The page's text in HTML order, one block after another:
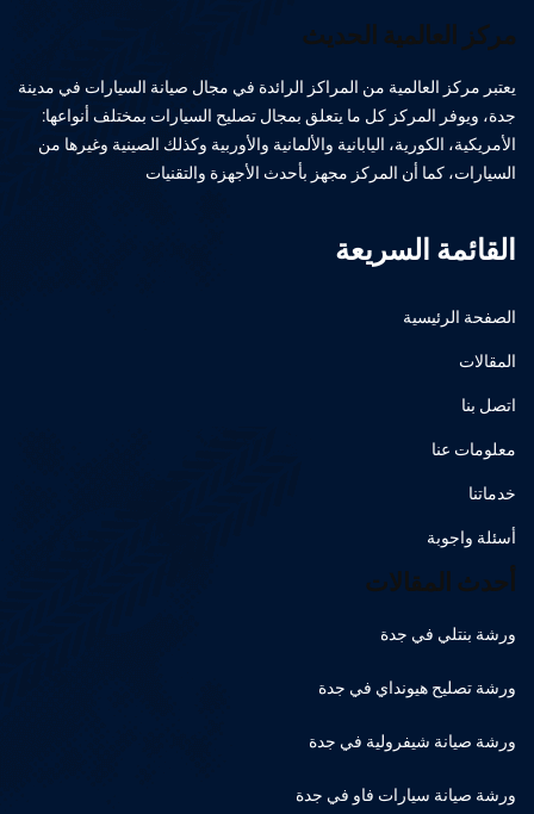
مركز العالمية الحديث
يعتبر مركز العالمية من المراكز الرائدة في مجال صيانة السيارات في مدينة
جدة، ويوفر المركز كل ما يتعلق بمجال تصليح السيارات بمختلف أنواعها:
الأمريكية، الكورية، اليابانية والألمانية والأوربية وكذلك الصينية وغيرها من
السيارات، كما أن المركز مجهز بأحدث الأجهزة والتقنيات
القائمة السريعة
الصفحة الرئيسية
المقالات
اتصل بنا
معلومات عنا
خدماتنا
أسئلة واجوبة
أحدث المقالات
ورشة بنتلي في جدة
ورشة تصليح هيونداي في جدة
ورشة صيانة شيفرولية في جدة
ورشة صيانة سيارات فاو في جدة